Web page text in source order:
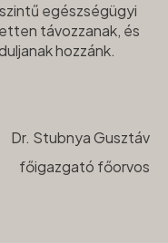
egészségügyi
távozzanak, és
hozzánk.
Dr. Stubnya Gusztáv
főigazgató főorvos